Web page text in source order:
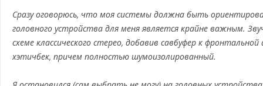
Сразу оговорюсь, что моя системы должна быть
головного устройства для меня является крайне важным.
схеме классического стерео, добавив савбуфер к
хэтичбек, причем полностью шумоизолированный.